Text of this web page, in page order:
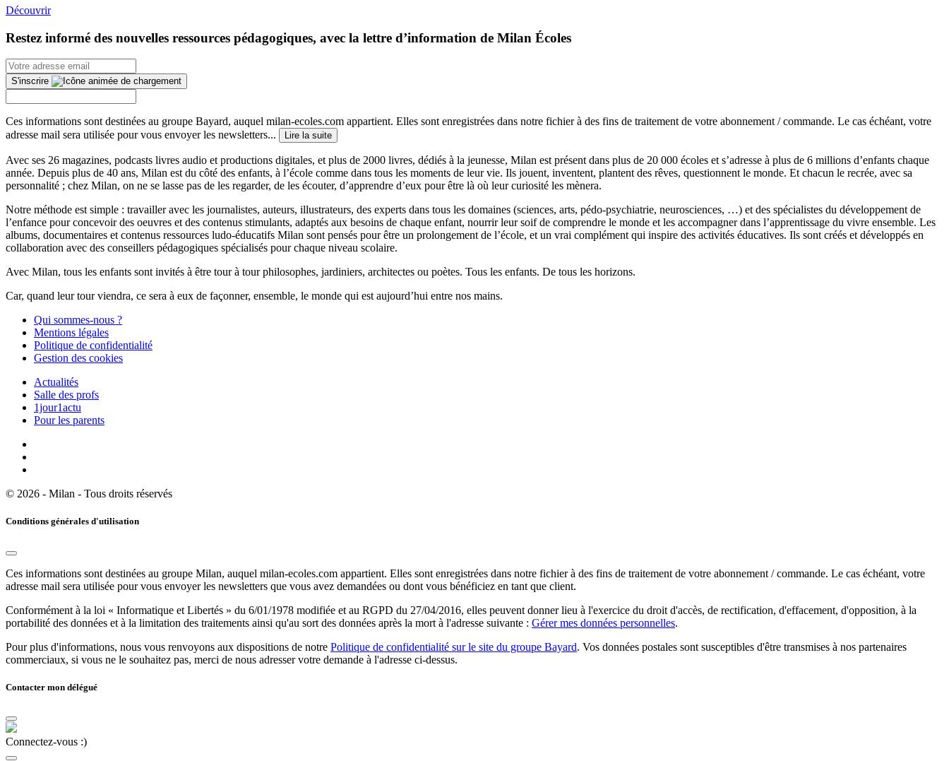
Découvrir
Restez informé des nouvelles ressources pédagogiques, avec la lettre d’information de Milan Écoles
S'inscrire
Ces informations sont destinées au groupe Bayard, auquel milan-ecoles.com appartient. Elles sont enregistrées dans notre fichier à des fins de traitement de votre abonnement / commande. Le cas échéant, votre
adresse mail sera utilisée pour vous envoyer les newsletters...
Lire la suite
Avec ses 26 magazines, podcasts livres audio et productions digitales, et plus de 2000 livres, dédiés à la jeunesse, Milan est présent dans plus de 20 000 écoles et s’adresse à plus de 6 millions d’enfants chaque
année. Depuis plus de 40 ans, Milan est du côté des enfants, à l’école comme dans tous les moments de leur vie. Ils jouent, inventent, plantent des rêves, questionnent le monde. Et chacun le recrée, avec sa
personnalité ; chez Milan, on ne se lasse pas de les regarder, de les écouter, d’apprendre d’eux pour être là où leur curiosité les mènera.
Notre méthode est simple : travailler avec les journalistes, auteurs, illustrateurs, des experts dans tous les domaines (sciences, arts, pédo-psychiatrie, neurosciences, …) et des spécialistes du développement de
l’enfance pour concevoir des oeuvres et des contenus stimulants, adaptés aux besoins de chaque enfant, nourrir leur soif de comprendre le monde et les accompagner dans l’apprentissage du vivre ensemble. Les
albums, documentaires et contenus ressources ludo-éducatifs Milan sont pensés pour être un prolongement de l’école, et un vrai complément qui inspire des activités éducatives. Ils sont créés et développés en
collaboration avec des conseillers pédagogiques spécialisés pour chaque niveau scolaire.
Avec Milan, tous les enfants sont invités à être tour à tour philosophes, jardiniers, architectes ou poètes. Tous les enfants. De tous les horizons.
Car, quand leur tour viendra, ce sera à eux de façonner, ensemble, le monde qui est aujourd’hui entre nos mains.
Qui sommes-nous ?
Mentions légales
Politique de confidentialité
Gestion des cookies
Actualités
Salle des profs
1jour1actu
Pour les parents
© 2026 - Milan - Tous droits réservés
Conditions générales d'utilisation
Ces informations sont destinées au groupe Milan, auquel milan-ecoles.com appartient. Elles sont enregistrées dans notre fichier à des fins de traitement de votre abonnement / commande. Le cas échéant, votre
adresse mail sera utilisée pour vous envoyer les newsletters que vous avez demandées ou dont vous bénéficiez en tant que client.
Conformément à la loi « Informatique et Libertés » du 6/01/1978 modifiée et au RGPD du 27/04/2016, elles peuvent donner lieu à l'exercice du droit d'accès, de rectification, d'effacement, d'opposition, à la
portabilité des données et à la limitation des traitements ainsi qu'au sort des données après la mort à l'adresse suivante : Gérer mes données personnelles.
Pour plus d'informations, nous vous renvoyons aux dispositions de notre Politique de confidentialité sur le site du groupe Bayard. Vos données postales sont susceptibles d'être transmises à nos partenaires
commerciaux, si vous ne le souhaitez pas, merci de nous adresser votre demande à l'adresse ci-dessus.
Contacter mon délégué
Connectez-vous :)